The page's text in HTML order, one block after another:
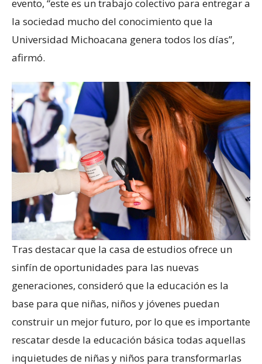
evento, “este es un trabajo colectivo para entregar a
la sociedad mucho del conocimiento que la
Universidad Michoacana genera todos los días”,
afirmó.
Tras destacar que la casa de estudios ofrece un
sinfín de oportunidades para las nuevas
generaciones, consideró que la educación es la
base para que niñas, niños y jóvenes puedan
construir un mejor futuro, por lo que es importante
rescatar desde la educación básica todas aquellas
inquietudes de niñas y niños para transformarlas